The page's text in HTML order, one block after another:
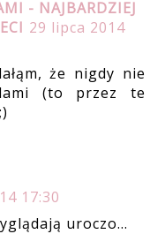
- NAJBARDZIEJ
29 lipca 2014
że nigdy nie
(to przez te
17:30
uroczo...